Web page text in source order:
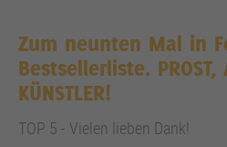
Zum neunten Mal in
Bestsellerliste. PROST,
KÜNSTLER!
TOP 5 - Vielen lieben Dank!